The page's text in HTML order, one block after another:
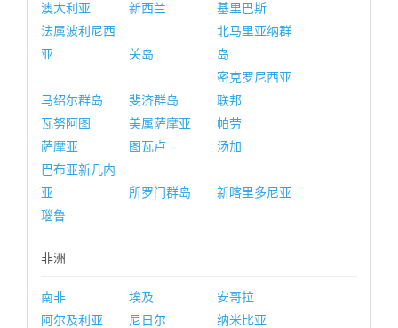
澳大利亚 新西兰
基里巴斯
法属波利尼西
亚
关岛
北马里亚纳群
岛
马绍尔群岛 斐济群岛
密克罗尼西亚
联邦
瓦努阿图
美属萨摩亚
帕劳
萨摩亚
图瓦卢
汤加
巴布亚新几内
亚
所罗门群岛
新喀里多尼亚
瑙鲁
非洲
南非 埃及
安哥拉
阿尔及利亚
尼日尔
纳米比亚